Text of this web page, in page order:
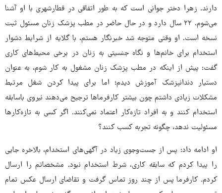
دارند. زهرا دختر جوانی است که به طور اتفاقی در قطارشهری با او آشنا
می‌شوم. ۲۲ سال دارد و در حال حاضر در مطب پزشک زنان مسئول ثبت
نسخه است. او وقتی متوجه شد خبرنگار هستم، با گلایه از شرایط دشوار
استخدام برای خانم‌ها و نگاه جنسیتی به زنان در برخی محیط‌های کاری
گفت: پیش از اینکه در مطب پزشک زنان مشغول به کار شوم، به عنوان
دستیار دندانپزشک آموزش دیدم؛ اما برای پیدا کردن شغل مرتبط
مشکلات زیادی داشتم چون بیشتر کارفرماها ترجیح می‌دهند نیروی باسابقه
استخدام کنند و به افراد تازه‌کار اعتماد نمی‌کنند. اگر کسی به تازه‌کارها
مسئولیت ندهد، چگونه تجربه کسب کنند؟
او ادامه داد: پس از جست‌وجوی زیاد در آگهی‌های استخدام، بالاخره جایی
را پیدا کردم که سابقه کاری، شرط استخدام نبود. مشخصاتم را ارسال
کردم. کارفرما پس از چند روز تماس گرفت و تقاضای ارسال عکس تمام